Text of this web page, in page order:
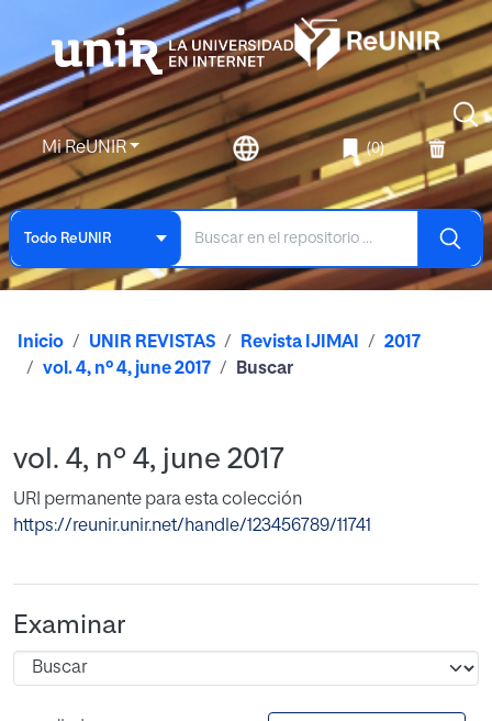
Mi ReUNIR (0)
Todo ReUNIR
Inicio UNIR REVISTAS Revista IJIMAI
2017
vol. 4, nº 4, june 2017
Buscar
vol. 4, nº 4, june 2017
URI permanente para esta colección
https://reunir.unir.net/handle/123456789/11741
Examinar